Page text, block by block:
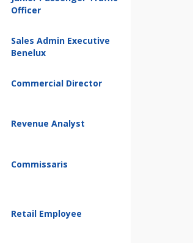
Officer
Sales Admin Executive
Benelux
Commercial Director
Revenue Analyst
Commissaris
Retail Employee